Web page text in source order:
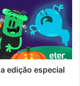
edição especial